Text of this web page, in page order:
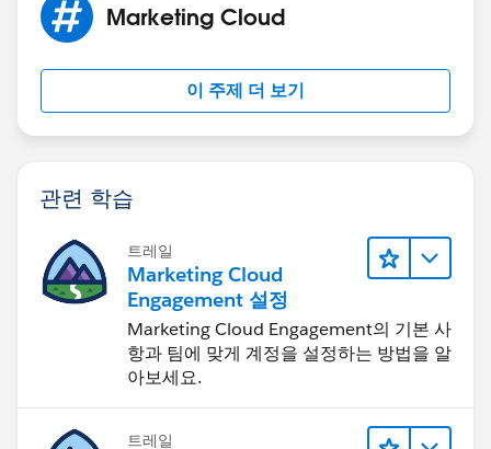
Marketing Cloud
이 주제 더 보기
관련 학습
트레일
Marketing Cloud
Engagement 설정
Marketing Cloud Engagement의 기본 사
항과 팀에 맞게 계정을 설정하는 방법을 알
아보세요.
트레일